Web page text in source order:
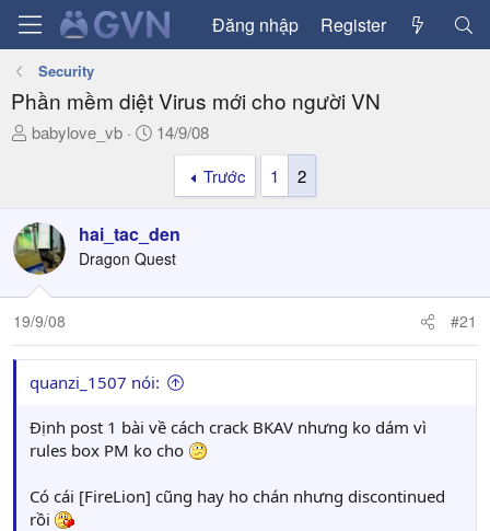
Đăng nhập Register
Security
Phần mềm diệt Virus mới cho người VN
T
a
d
s
t
a
t
e
babylove_vb
N
g
ử
i
14/9/08
Trước
1 2
hai_tac_den
Dragon Quest
19/9/08 #21
quanzi_1507 nói:
Định post 1 bài về cách crack BKAV nhưng ko dám vì
rules box PM ko cho
Có cái [FireLion] cũng hay ho chán nhưng discontinued
rồi